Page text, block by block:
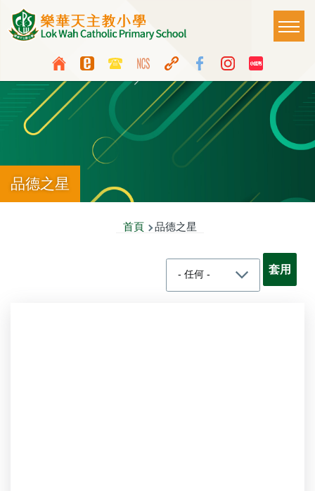
移至主內容
Top
Media
Icon
Button
Language
switcher
Main
品德之星
首頁 品德之星